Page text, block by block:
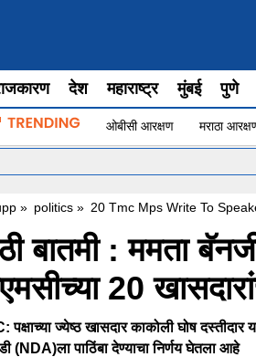
देश महाराष्ट्र मुंबई पुणे
ओबीसी आरक्षण मराठा
» politics » 20 Tmc Mps Write To
बातमी : ममता
20
पक्षाच्या ज्येष्ठ खासदार काकोली घोष दस्तीदार
(NDA)ला पाठिंबा देण्याचा निर्णय घेतला आहे